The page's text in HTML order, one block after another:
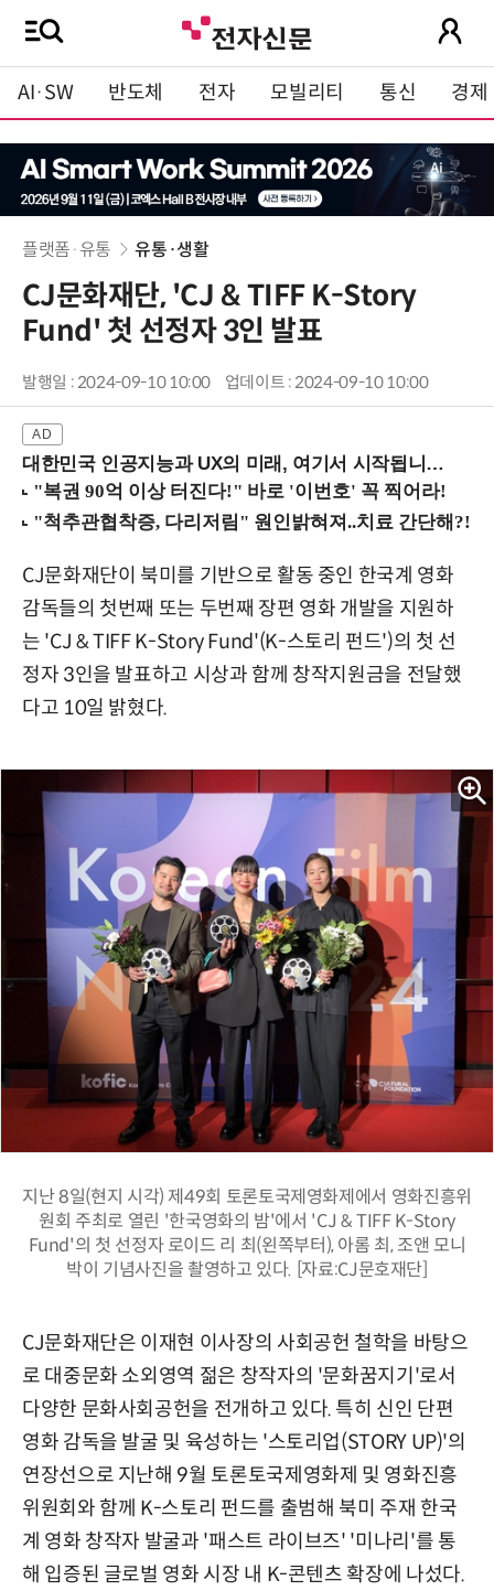
AI·SW 반도체 전자 모빌리티 통신 경제
플랫폼·유통 유통·생활
CJ문화재단, 'CJ & TIFF K-Story
Fund' 첫 선정자 3인 발표
발행일 : 2024-09-10 10:00 업데이트 : 2024-09-10 10:00
대한민국 인공지능과 UX의 미래, 여기서 시작됩니다! (9/2 강남역)
CJ문화재단이 북미를 기반으로 활동 중인 한국계 영화
감독들의 첫번째 또는 두번째 장편 영화 개발을 지원하
는 'CJ & TIFF K-Story Fund'(K-스토리 펀드')의 첫 선
정자 3인을 발표하고 시상과 함께 창작지원금을 전달했
다고 10일 밝혔다.
지난 8일(현지 시각) 제49회 토론토국제영화제에서 영화진흥위
원회 주최로 열린 '한국영화의 밤'에서 'CJ & TIFF K-Story
Fund'의 첫 선정자 로이드 리 최(왼쪽부터), 아롬 최, 조앤 모니
박이 기념사진을 촬영하고 있다. [자료:CJ문호재단]
CJ문화재단은 이재현 이사장의 사회공헌 철학을 바탕으
로 대중문화 소외영역 젊은 창작자의 '문화꿈지기'로서
다양한 문화사회공헌을 전개하고 있다. 특히 신인 단편
영화 감독을 발굴 및 육성하는 '스토리업(STORY UP)'의
연장선으로 지난해 9월 토론토국제영화제 및 영화진흥
위원회와 함께 K-스토리 펀드를 출범해 북미 주재 한국
계 영화 창작자 발굴과 '패스트 라이브즈' '미나리'를 통
해 입증된 글로벌 영화 시장 내 K-콘텐츠 확장에 나섰다.